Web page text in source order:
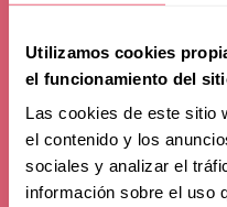
Utilizamos cookies
el funcionamiento del
Las cookies de este sitio
el contenido y los
sociales y analizar el
información sobre el uso